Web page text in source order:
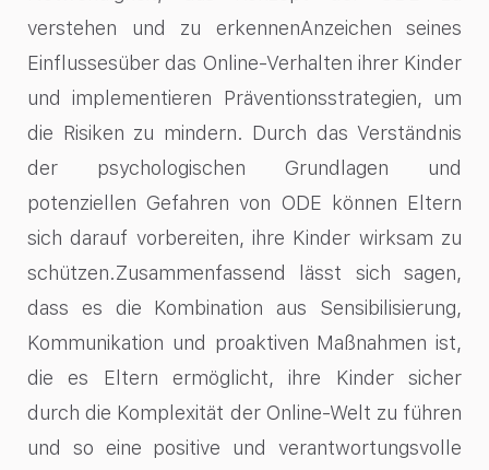
verstehen und zu erkennenAnzeichen seines
Einflussesüber das Online-Verhalten ihrer Kinder
und implementieren Präventionsstrategien, um
die Risiken zu mindern. Durch das Verständnis
der psychologischen Grundlagen und
potenziellen Gefahren von ODE können Eltern
sich darauf vorbereiten, ihre Kinder wirksam zu
schützen.Zusammenfassend lässt sich sagen,
dass es die Kombination aus Sensibilisierung,
Kommunikation und proaktiven Maßnahmen ist,
die es Eltern ermöglicht, ihre Kinder sicher
durch die Komplexität der Online-Welt zu führen
und so eine positive und verantwortungsvolle